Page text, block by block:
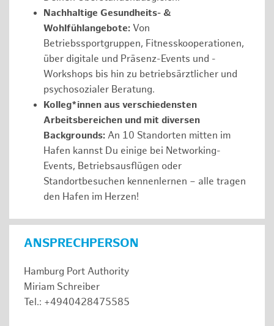
Nachhaltige Gesundheits- &
Wohlfühlangebote: Von
Betriebssportgruppen, Fitnesskooperationen,
über digitale und Präsenz-Events und -
Workshops bis hin zu betriebsärztlicher und
psychosozialer Beratung.
Kolleg*innen aus verschiedensten
Arbeitsbereichen und mit diversen
Backgrounds: An 10 Standorten mitten im
Hafen kannst Du einige bei Networking-
Events, Betriebsausflügen oder
Standortbesuchen kennenlernen – alle tragen
den Hafen im Herzen!
ANSPRECHPERSON
Hamburg Port Authority
Miriam Schreiber
Tel.: +4940428475585